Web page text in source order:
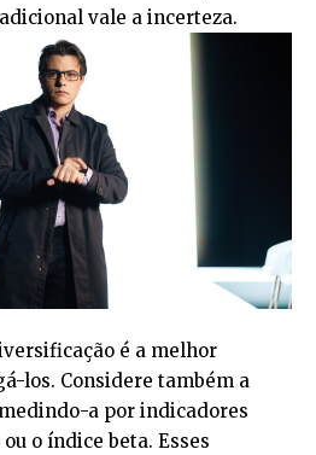
vale a incerteza.
é a melhor
los. Considere também a
a por indicadores
o índice beta. Esses